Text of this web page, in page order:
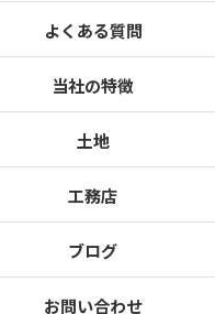
よくある質問
当社の特徴
土地
工務店
ブログ
お問い合わせ